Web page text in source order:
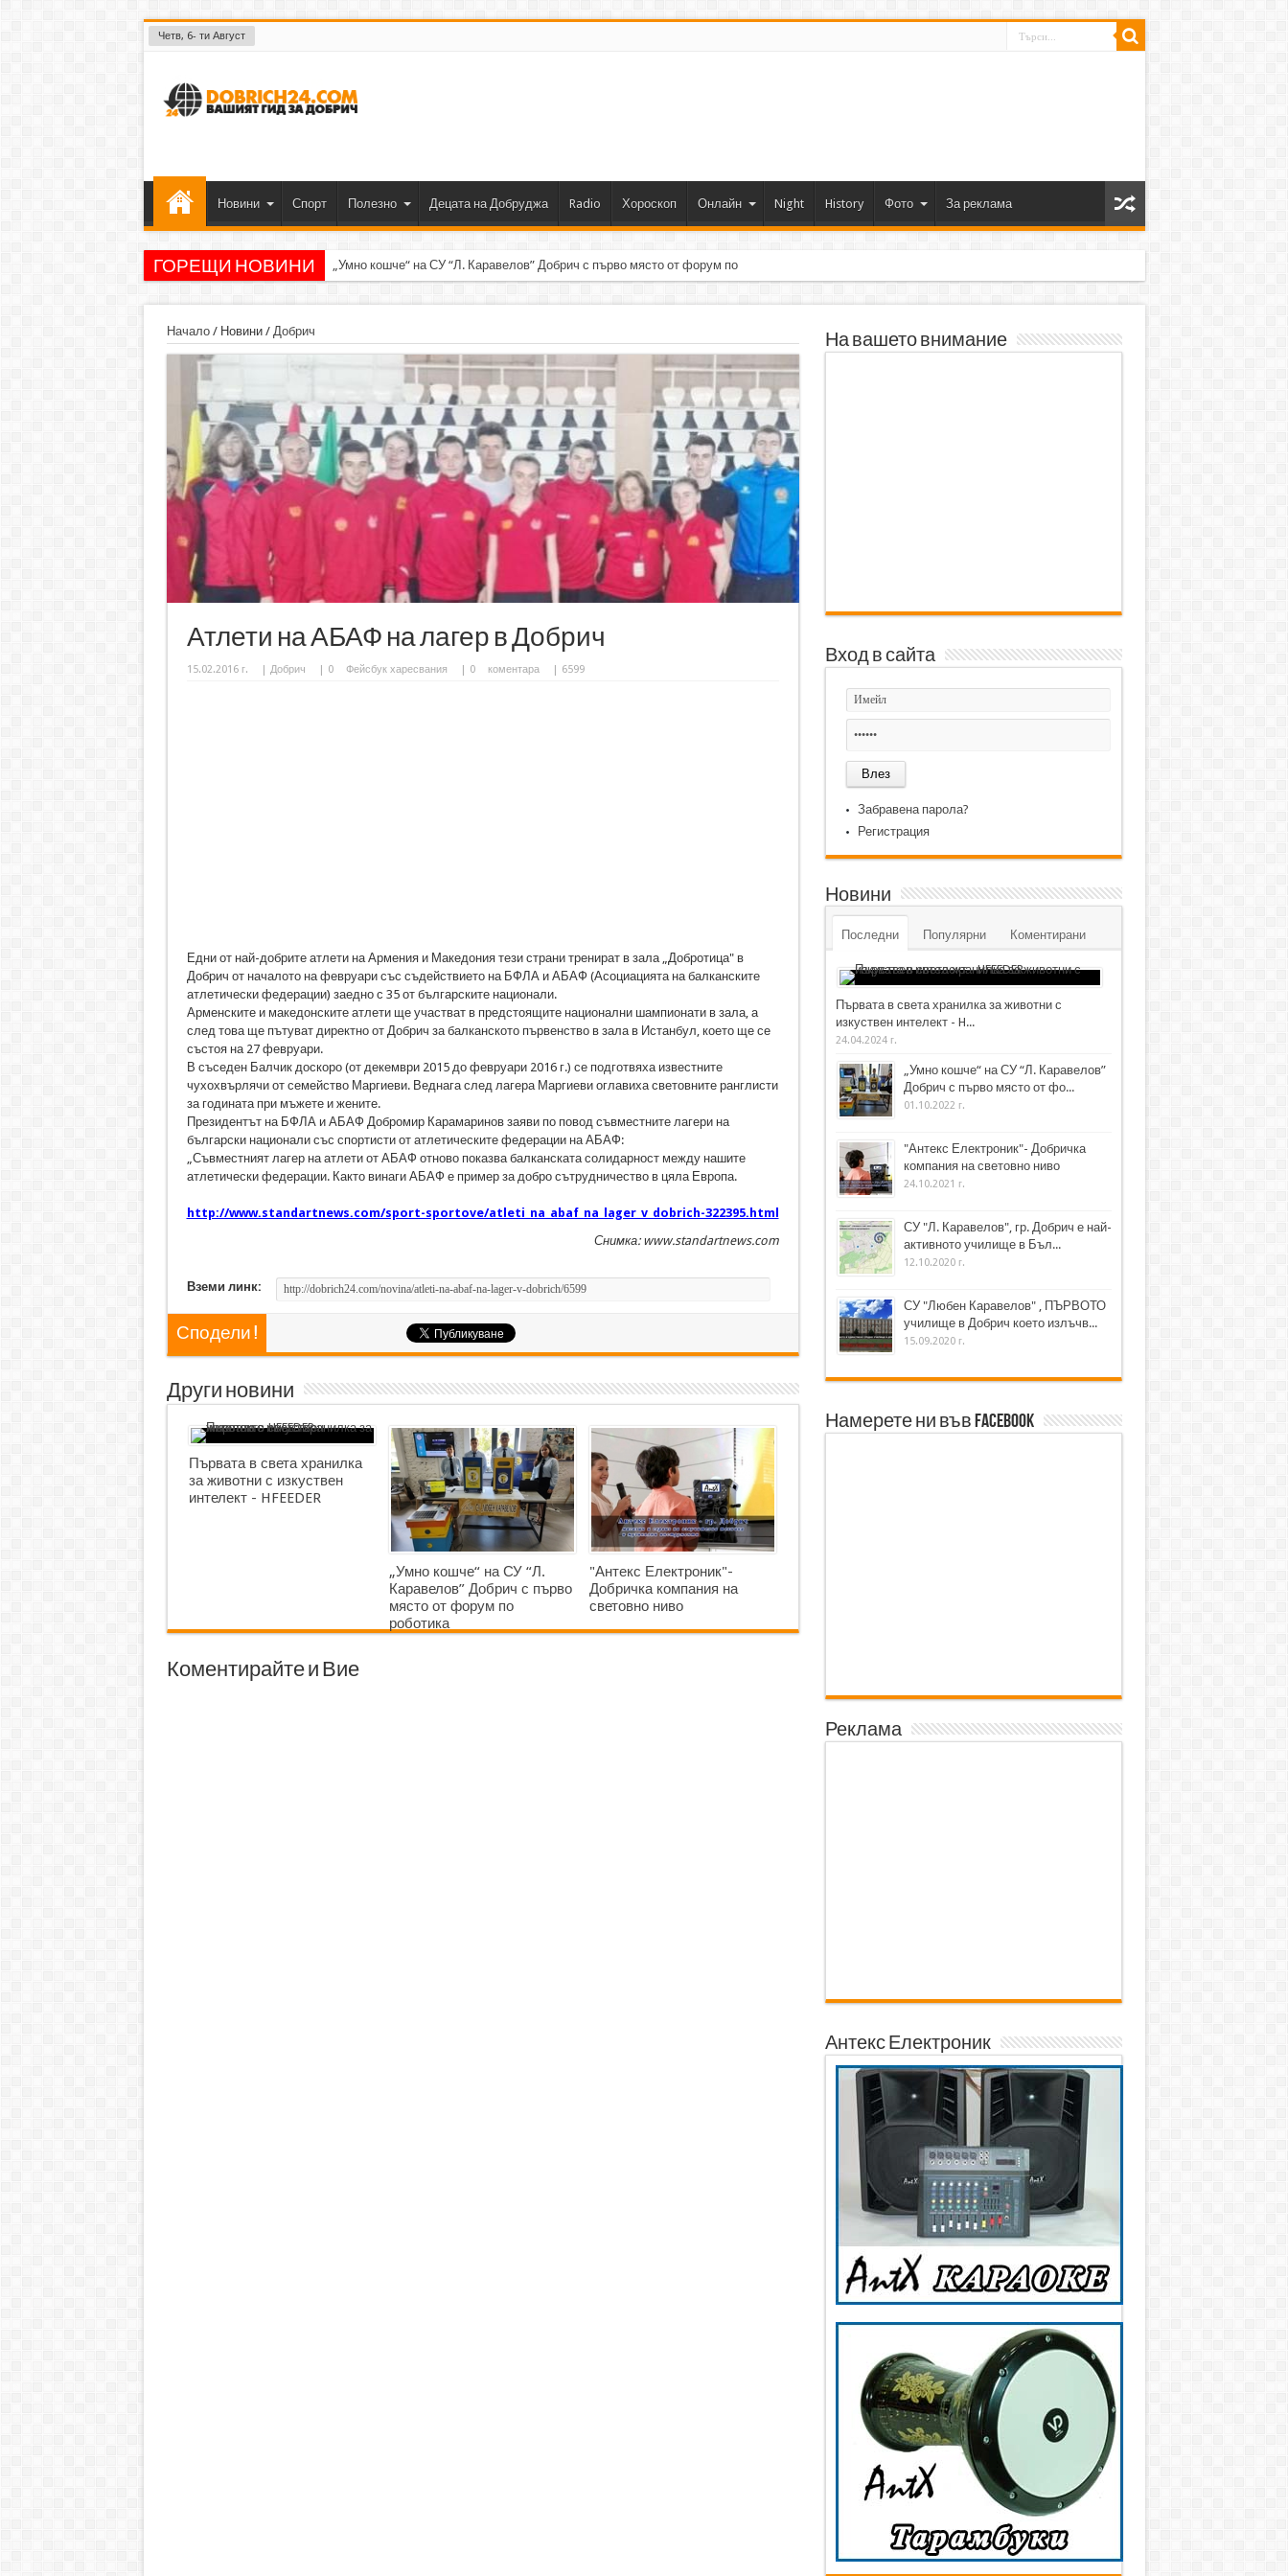
Четв, 6- ти Август
Новини Спорт Полезно Децата на Добруджа Radio Хороскоп Онлайн Night History Фото За реклама
ГОРЕЩИ НОВИНИ „Умно кошче“ на СУ “Л. Каравелов” Добрич с първо място от форум по роботика
Начало/ Новини/ Добрич
Атлети на АБАФ на лагер в Добрич
15.02.2016 г. Добрич 0 Фейсбук харесвания 0 коментара | 6599
Едни от най-добрите атлети на Армения и Македония тези страни тренират в зала „Добротица" в
Добрич от началото на февруари със съдействието на БФЛА и АБАФ (Асоциацията на балканските
атлетически федерации) заедно с 35 от българските национали.
Арменските и македонските атлети ще участват в предстоящите национални шампионати в зала, а
след това ще пътуват директно от Добрич за балканското първенство в зала в Истанбул, което ще се
състоя на 27 февруари.
В съседен Балчик доскоро (от декември 2015 до февруари 2016 г.) се подготвяха известните
чухохвърлячи от семейство Маргиеви. Веднага след лагера Маргиеви оглавиха световните ранглисти
за годината при мъжете и жените.
Президентът на БФЛА и АБАФ Добромир Карамаринов заяви по повод съвместните лагери на
български национали със спортисти от атлетическите федерации на АБАФ:
„Съвместният лагер на атлети от АБАФ отново показва балканската солидарност между нашите
атлетически федерации. Както винаги АБАФ е пример за добро сътрудничество в цяла Европа.
http://www.standartnews.com/sport-sportove/atleti_na_abaf_na_lager_v_dobrich-322395.html
Снимка: www.standartnews.com
Вземи линк:
Сподели !
Други новини
Първата в света хранилка
за животни с изкуствен
интелект - HFEEDER
„Умно кошче“ на СУ “Л.
Каравелов” Добрич с първо
място от форум по
роботика
"Антекс Електроник"-
Добричка компания на
световно ниво
Коментирайте и Вие
На вашето внимание
Вход в сайта
Забравена парола?
Регистрация
Новини
Последни Популярни Коментирани
Първата в света хранилка за животни с
изкуствен интелект - H...
24.04.2024 г.
„Умно кошче“ на СУ “Л. Каравелов”
Добрич с първо място от фо...
01.10.2022 г.
"Антекс Електроник"- Добричка
компания на световно ниво
24.10.2021 г.
СУ "Л. Каравелов", гр. Добрич е най-
активното училище в Бъл...
12.10.2020 г.
СУ "Любен Каравелов" , ПЪРВОТО
училище в Добрич което излъчв...
15.09.2020 г.
Намерете ни във Facebook
Реклама
Антекс Електроник